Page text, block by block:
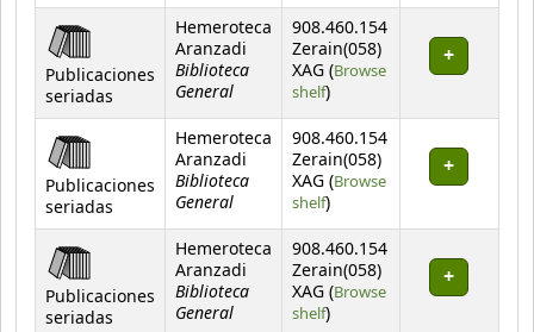
Publicaciones
seriadas
Hemeroteca
Aranzadi
Biblioteca
General
908.460.154
Zerain(058)
XAG (Browse
shelf(Opens below)
)
Publicaciones
seriadas
Hemeroteca
Aranzadi
Biblioteca
General
908.460.154
Zerain(058)
XAG (Browse
shelf(Opens below)
)
Publicaciones
seriadas
Hemeroteca
Aranzadi
Biblioteca
General
908.460.154
Zerain(058)
XAG (Browse
shelf(Opens below)
)